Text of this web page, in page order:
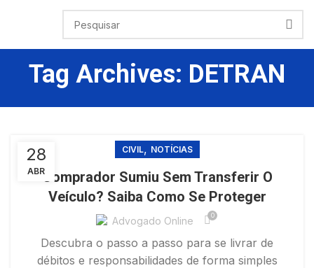
Tag Archives: DETRAN
28
ABR
CIVIL, NOTÍCIAS
Comprador Sumiu Sem Transferir O
Veículo? Saiba Como Se Proteger
Advogado Online 0
Descubra o passo a passo para se livrar de
débitos e responsabilidades de forma simples